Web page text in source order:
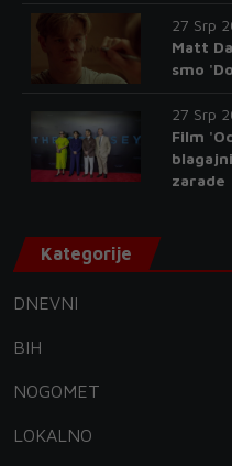
27 Srp
Matt
smo
27 Srp
Film
zarade
Kategorije
DNEVNI
BIH
NOGOMET
LOKALNO